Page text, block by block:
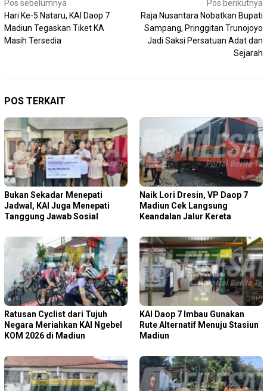
Navigasi
pos
Pos sebelumnya
Hari Ke-5 Nataru, KAI Daop 7
Madiun Tegaskan Tiket KA
Masih Tersedia
Pos berikutnya
Raja Nusantara Nobatkan Bupati
Sampang, Pringgitan Trunojoyo
Jadi Saksi Persatuan Adat dan
Sejarah
POS TERKAIT
Bukan Sekadar Menepati
Jadwal, KAI Juga Menepati
Tanggung Jawab Sosial
Naik Lori Dresin, VP Daop 7
Madiun Cek Langsung
Keandalan Jalur Kereta
Ratusan Cyclist dari Tujuh
Negara Meriahkan KAI Ngebel
KOM 2026 di Madiun
KAI Daop 7 Imbau Gunakan
Rute Alternatif Menuju Stasiun
Madiun